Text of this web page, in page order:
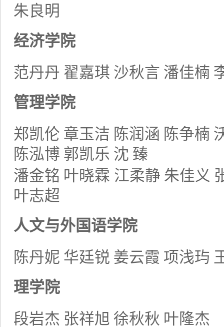
朱良明
经济学院
范丹丹 翟嘉琪 沙秋言 潘佳楠
管理学院
郑凯伦 章玉洁 陈润涵 陈争楠
陈泓博 郭凯乐 沈 臻
潘金铭 叶晓霖 江柔静 朱佳义
叶志超
人文与外国语学院
陈丹妮 华廷锐 姜云霞 项浅玙
理学院
段岩杰 张祥旭 徐秋秋 叶隆杰